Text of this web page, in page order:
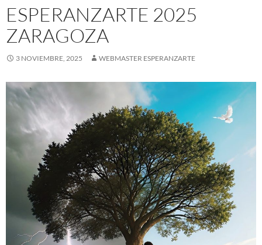
ESPERANZARTE 2025
ZARAGOZA
3 NOVIEMBRE, 2025 WEBMASTER ESPERANZARTE